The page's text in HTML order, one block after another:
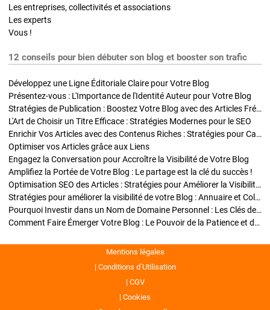
Les entreprises, collectivités et associations
Les experts
Vous !
12 conseils pour bien débuter son blog et booster son trafic
Développez une Ligne Éditoriale Claire pour Votre Blog
Présentez-vous : L'Importance de l'Identité Auteur pour Votre Blog
Stratégies de Publication : Boostez Votre Blog avec des Articles Fréquents et Exclusifs
L'Art de Choisir un Titre Efficace : Stratégies Modernes pour le SEO
Enrichir Vos Articles avec des Contenus Riches : Stratégies pour Captiver et Optimiser
Optimiser vos Articles grâce aux Liens
Engagez la Conversation pour Accroître la Visibilité de Votre Blog
Amplifiez la Portée de Votre Blog : Le partage est la clé du succès !
Optimisation SEO des Articles : Stratégies pour Améliorer la Visibilité de Votre Blog
Stratégies pour améliorer la visibilité de votre Blog : Annuaire et Collaborations
Pourquoi Investir dans un Nom de Domaine Personnel : Les Clés de la Réussite de Votre Blog
Comment Faire Émerger Votre Blog : Le Pouvoir de la Patience et de la Persévérance
Mentions légales
Conditions d’Utilisation
CGV
Cookies